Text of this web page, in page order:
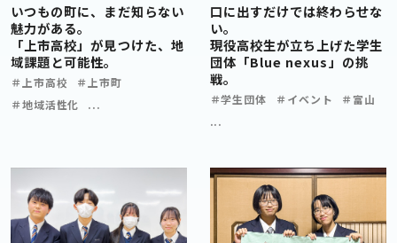
いつもの町に、まだ知らない
魅力がある。
「上市高校」が見つけた、地
域課題と可能性。
＃上市高校
＃上市町
＃地域活性化
...
口に出すだけでは終わらせな
い。
現役高校生が立ち上げた学生
団体「Blue nexus」の挑
戦。
＃学生団体 ＃イベント
＃富山
...